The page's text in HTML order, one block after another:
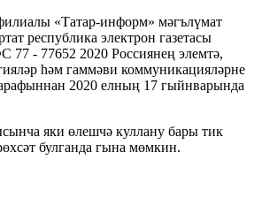
«Татар-информ» мәгълүмат
республика электрон газетасы
- 77652 2020 Россиянең элемтә,
һәм гаммәви коммуникацияләрне
2020 елның 17 гыйнварында
яки өлешчә куллану бары тик
булганда гына мөмкин.